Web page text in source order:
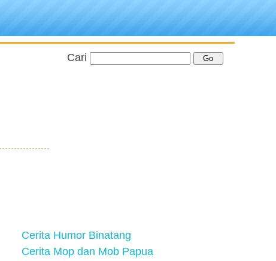
Cari
Cerita Humor Binatang
Cerita Mop dan Mob Papua